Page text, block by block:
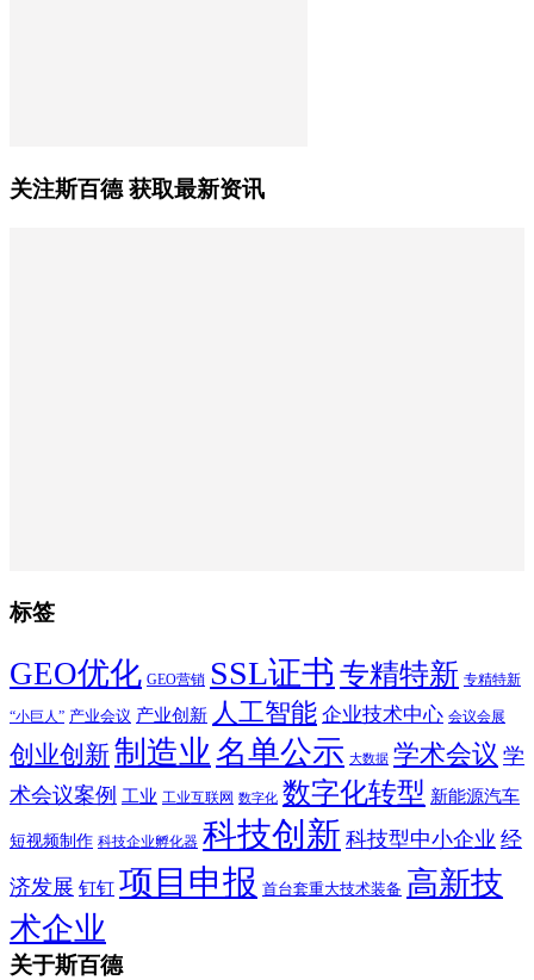
关注斯百德 获取最新资讯
标签
GEO优化 GEO营销 SSL证书 专精特新 专精特新
“小巨人” 产业会议 产业创新 人工智能 企业技术中心 会议会展
创业创新制造业名单公示 大数据 学术会议 学
术会议案例 工业 工业互联网 数字化 数字化转型 新能源汽车
短视频制作 科技企业孵化器 科技创新 科技型中小企业 经
济发展 钉钉 项目申报 首台套重大技术装备 高新技
术企业
关于斯百德